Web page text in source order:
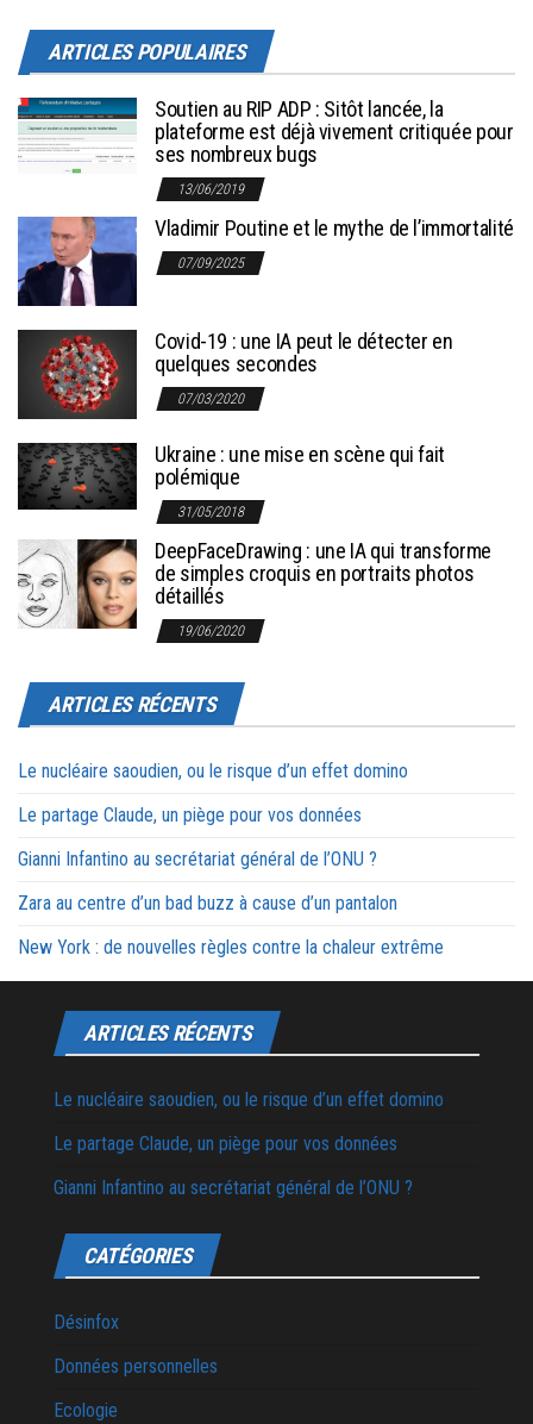
ARTICLES POPULAIRES
Soutien au RIP ADP : Sitôt lancée, la
plateforme est déjà vivement critiquée pour
ses nombreux bugs
13/06/2019
Vladimir Poutine et le mythe de l’immortalité
07/09/2025
Covid-19 : une IA peut le détecter en
quelques secondes
07/03/2020
Ukraine : une mise en scène qui fait
polémique
31/05/2018
DeepFaceDrawing : une IA qui transforme
de simples croquis en portraits photos
détaillés
19/06/2020
ARTICLES RÉCENTS
Le nucléaire saoudien, ou le risque d’un effet domino
Le partage Claude, un piège pour vos données
Gianni Infantino au secrétariat général de l’ONU ?
Zara au centre d’un bad buzz à cause d’un pantalon
New York : de nouvelles règles contre la chaleur extrême
ARTICLES RÉCENTS
Le nucléaire saoudien, ou le risque d’un effet domino
Le partage Claude, un piège pour vos données
Gianni Infantino au secrétariat général de l’ONU ?
CATÉGORIES
Désinfox
Données personnelles
Ecologie